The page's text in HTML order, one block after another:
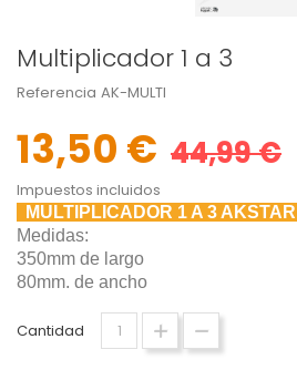
Multiplicador 1 a 3
Referencia AK-MULTI
13,50 € 44,99 €
Impuestos incluidos
MULTIPLICADOR 1 A 3 AKSTAR
Medidas:
350mm de largo
80mm. de ancho
Cantidad